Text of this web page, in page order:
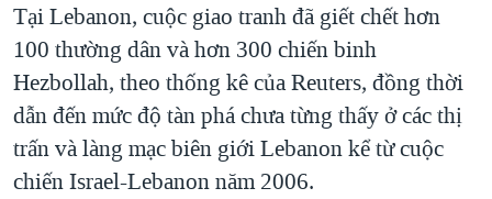
Tại Lebanon, cuộc giao tranh đã giết chết hơn
100 thường dân và hơn 300 chiến binh
Hezbollah, theo thống kê của Reuters, đồng thời
dẫn đến mức độ tàn phá chưa từng thấy ở các thị
trấn và làng mạc biên giới Lebanon kể từ cuộc
chiến Israel-Lebanon năm 2006.